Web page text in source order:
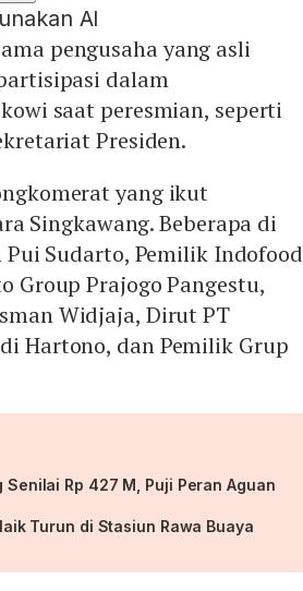
AI
pengusaha yang asli
dalam
saat peresmian, seperti
Presiden.
yang ikut
Singkawang. Beberapa di
Sudarto, Pemilik Indofood
Group Prajogo Pangestu,
Widjaja, Dirut PT
Hartono, dan Pemilik Grup
Rp 427 M, Puji Peran Aguan
Turun di Stasiun Rawa Buaya